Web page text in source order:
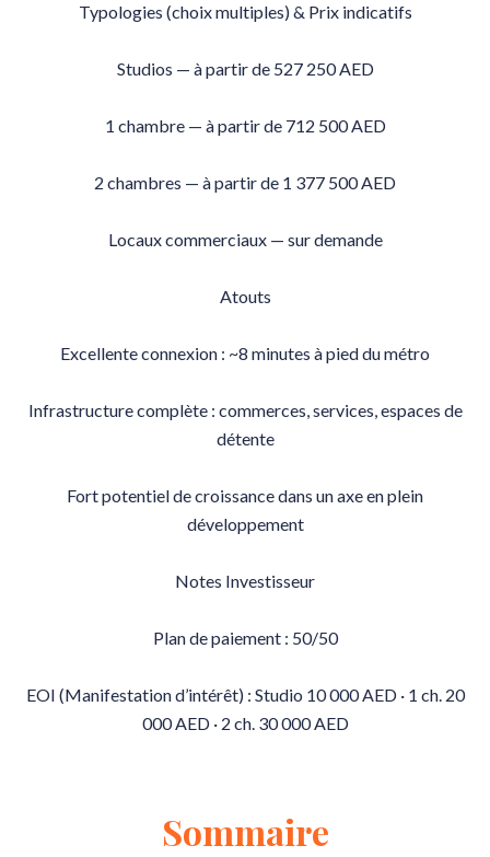
Typologies (choix multiples) & Prix indicatifs
Studios — à partir de 527 250 AED
1 chambre — à partir de 712 500 AED
2 chambres — à partir de 1 377 500 AED
Locaux commerciaux — sur demande
Atouts
Excellente connexion : ~8 minutes à pied du métro
Infrastructure complète : commerces, services, espaces de
détente
Fort potentiel de croissance dans un axe en plein
développement
Notes Investisseur
Plan de paiement : 50/50
EOI (Manifestation d’intérêt) : Studio 10 000 AED · 1 ch. 20
000 AED · 2 ch. 30 000 AED
Sommaire